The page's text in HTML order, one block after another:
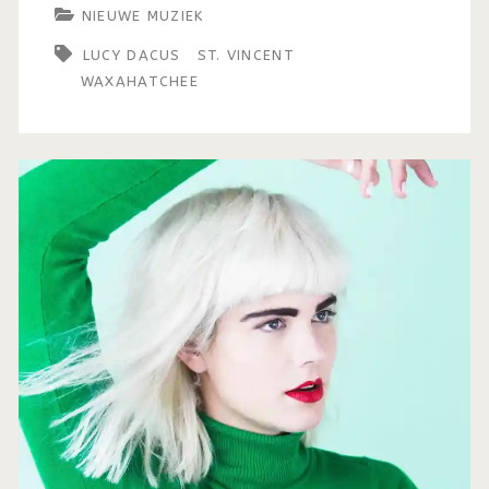
NIEUWE MUZIEK
LUCY DACUS
ST. VINCENT
WAXAHATCHEE